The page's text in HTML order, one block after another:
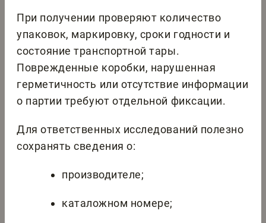
При получении проверяют количество
упаковок, маркировку, сроки годности и
состояние транспортной тары.
Поврежденные коробки, нарушенная
герметичность или отсутствие информации
о партии требуют отдельной фиксации.
Для ответственных исследований полезно
сохранять сведения о:
производителе;
каталожном номере;